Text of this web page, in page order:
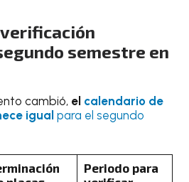
semestre en
cambió, el calendario de
igual para el segundo
Periodo para